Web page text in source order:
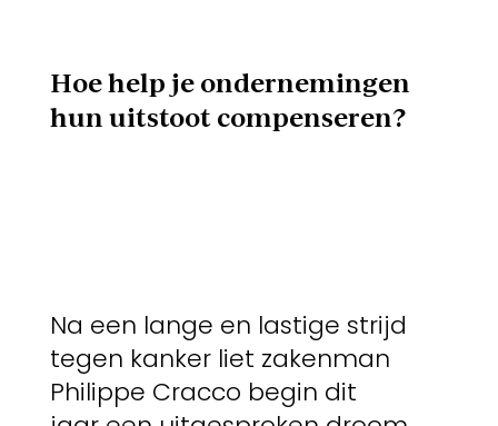
Hoe help je ondernemingen
hun uitstoot compenseren?
Na een lange en lastige strijd
tegen kanker liet zakenman
Philippe Cracco begin dit